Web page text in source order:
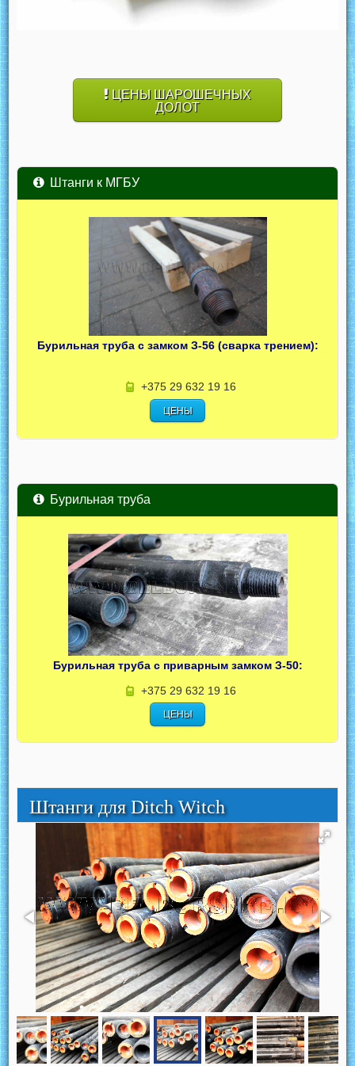
ЦЕНЫ ШАРОШЕЧНЫХ
ДОЛОТ
Штанги к МГБУ
Бурильная труба с замком З-56 (сварка трением):
+375 29 632 19 16
ЦЕНЫ
Бурильная труба
Бурильная труба с приварным замком З-50:
+375 29 632 19 16
ЦЕНЫ
Штанги для Ditch Witch